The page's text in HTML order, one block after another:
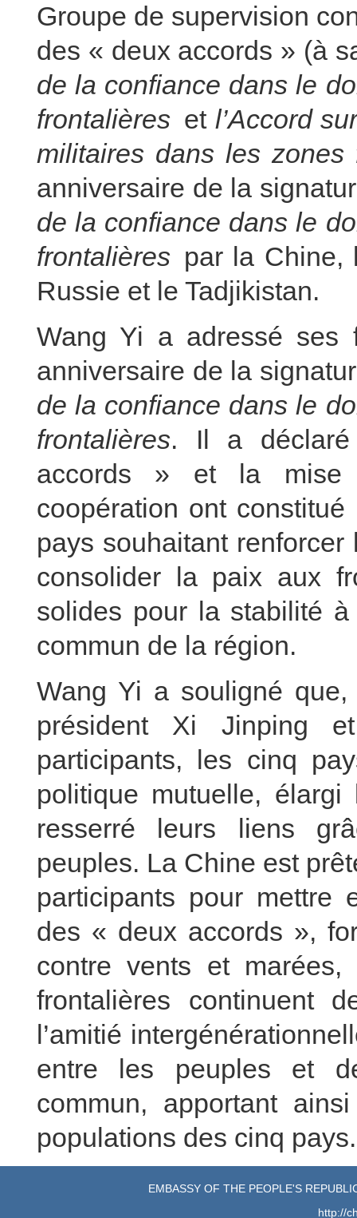
Groupe de supervision
des « deux accords » (à
de la confiance dans le
frontalières et l’Accord
militaires dans les zones
anniversaire de la
de la confiance dans le
frontalières par la Chine,
Russie et le Tadjikistan.
Wang Yi a adressé ses
anniversaire de la
de la confiance dans le
frontalières. Il a
accords » et la mise
coopération ont
pays souhaitant
consolider la paix aux
solides pour la stabilité
commun de la région.
Wang Yi a souligné
président Xi Jinping
participants, les cinq
politique mutuelle,
resserré leurs liens
peuples. La Chine est
participants pour mettre
des « deux accords »,
contre vents et
frontalières continuent
l’amitié
entre les peuples et
commun, apportant
populations des cinq pays.
EMBASSY OF THE PEOPLE'S
http://